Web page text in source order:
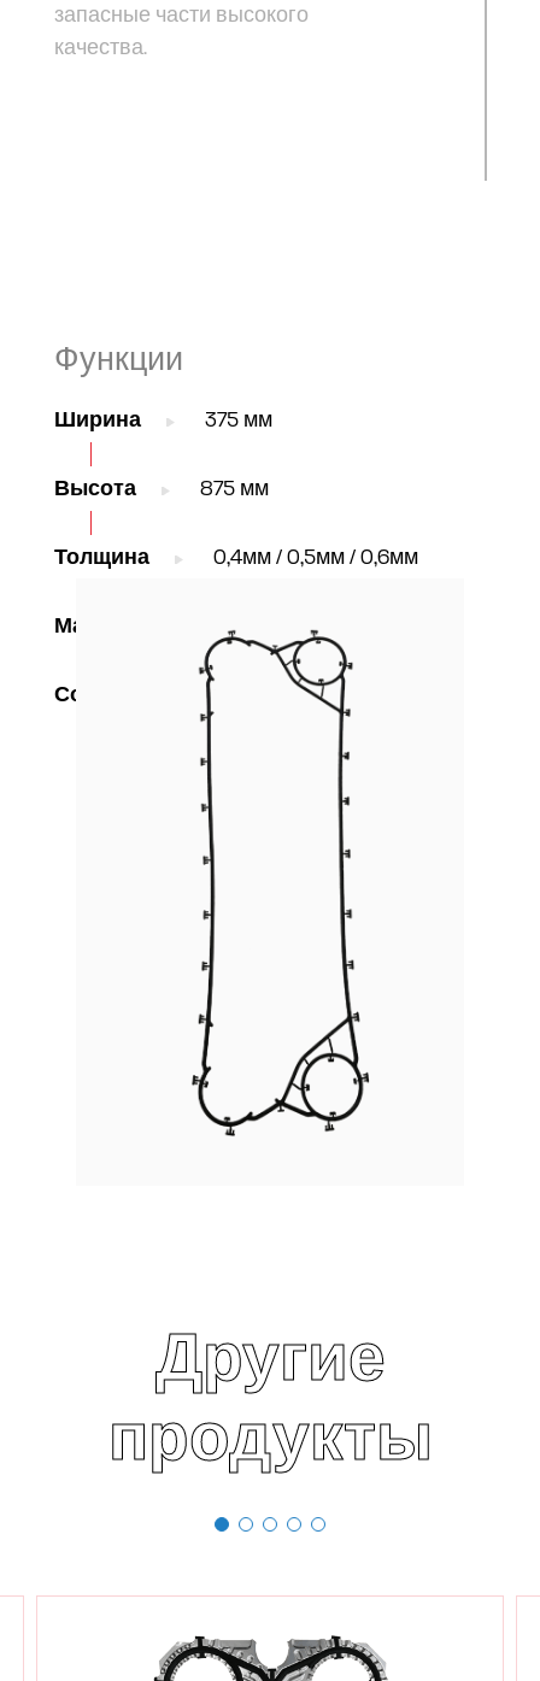
запасные части высокого
качества.
Функции
Ширина 375 мм
Высота 875 мм
Толщина 0,4мм / 0,5мм / 0,6мм
Материал AISI304 / 316, TI Gr1, C-276
Соединения DN100
Другие
продукты